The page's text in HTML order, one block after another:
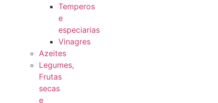
Temperos
e
especiarias
Vinagres
Azeites
Legumes,
Frutas
secas
e